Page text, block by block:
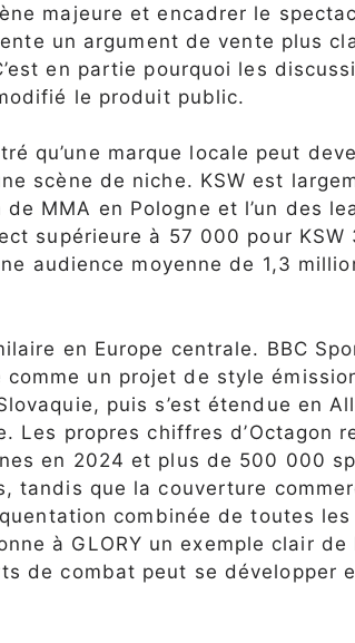
majeure et encadrer le
un argument de vente plus
en partie pourquoi les
le produit public.
qu’une marque locale peut
scène de niche. KSW est
MMA en Pologne et l’un des
supérieure à 57 000 pour
audience moyenne de 1,3
en Europe centrale. BBC
comme un projet de style
puis s’est étendue en
Les propres chiffres d’Octagon
en 2024 et plus de 500 000
tandis que la couverture
combinée de toutes
à GLORY un exemple clair
de combat peut se développer